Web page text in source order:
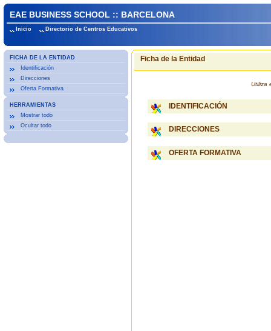
EAE BUSINESS SCHOOL :: BARCELONA
Inicio Directorio de Centros Educativos
FICHA DE LA ENTIDAD
Identificación
Direcciones
Oferta Formativa
HERRAMIENTAS
Mostrar todo
Ocultar todo
Ficha de la Entidad
Utiliza
IDENTIFICACIÓN
DIRECCIONES
OFERTA FORMATIVA